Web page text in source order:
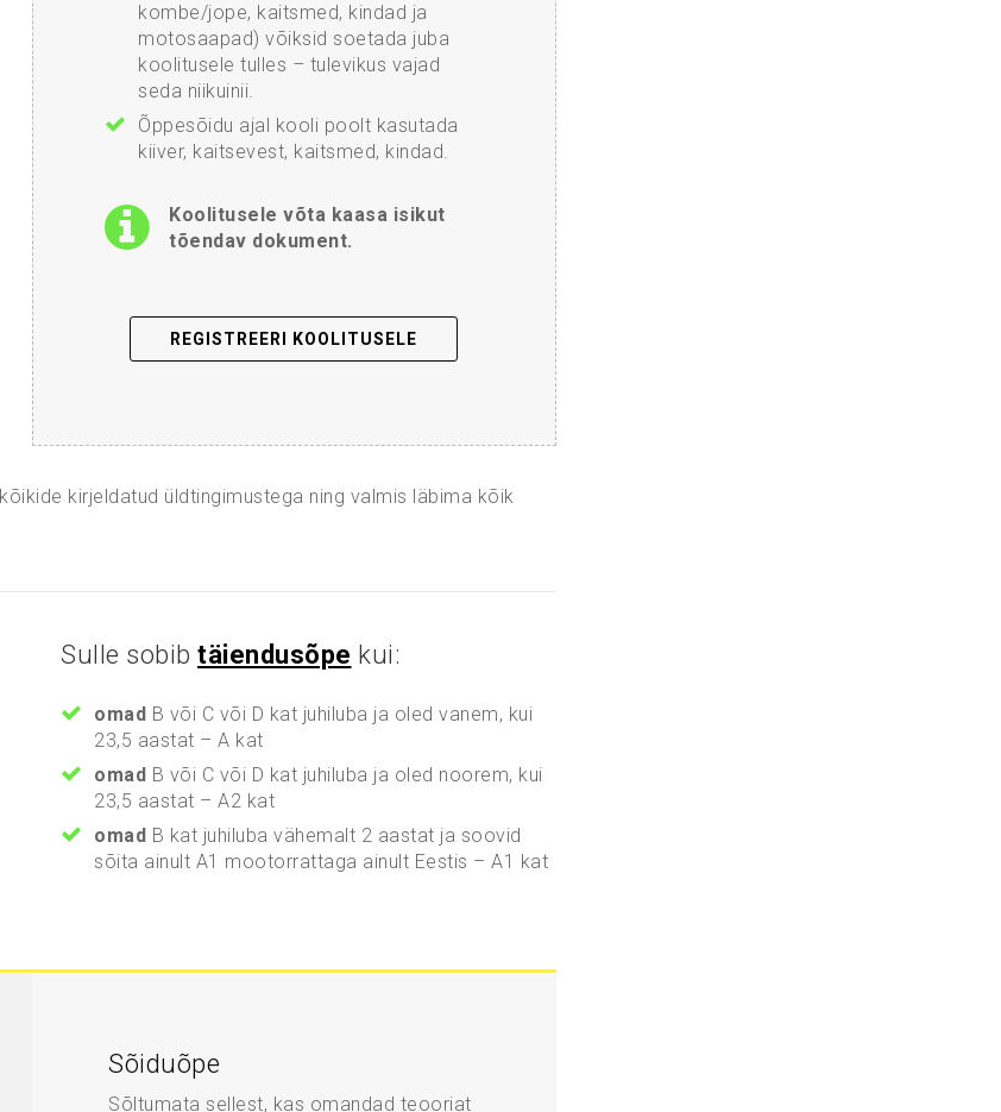
kombe/jope, kaitsmed, kindad ja
motosaapad) võiksid soetada juba
koolitusele tulles – tulevikus vajad
seda niikuinii.
Õppesõidu ajal kooli poolt kasutada
kiiver, kaitsevest, kaitsmed, kindad.
Koolitusele võta kaasa isikut
tõendav dokument.
REGISTREERI KOOLITUSELE
kirjeldatud üldtingimustega ning valmis läbima kõik
Sulle sobibtäiendusõpe kui:
omad B või C või D kat juhiluba ja oled vanem, kui
23,5 aastat – A kat
omad B või C või D kat juhiluba ja oled noorem, kui
23,5 aastat – A2 kat
omad B kat juhiluba vähemalt 2 aastat ja soovid
sõita ainult A1 mootorrattaga ainult Eestis – A1 kat
Sõiduõpe
Sõltumata sellest, kas omandad teooriat